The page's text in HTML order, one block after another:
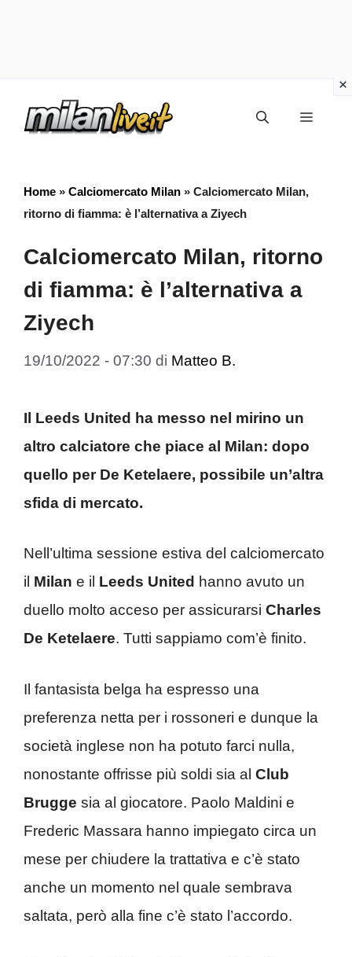
Menu
Home » Calciomercato Milan » Calciomercato Milan,
ritorno di fiamma: è l’alternativa a Ziyech
Calciomercato Milan, ritorno
di fiamma: è l’alternativa a
Ziyech
19/10/2022 - 07:30 di Matteo B.
Il Leeds United ha messo nel mirino un
altro calciatore che piace al Milan: dopo
quello per De Ketelaere, possibile un’altra
sfida di mercato.
Nell’ultima sessione estiva del calciomercato
il Milan e il Leeds United hanno avuto un
duello molto acceso per assicurarsi Charles
De Ketelaere. Tutti sappiamo com’è finito.
Il fantasista belga ha espresso una
preferenza netta per i rossoneri e dunque la
società inglese non ha potuto farci nulla,
nonostante offrisse più soldi sia al Club
Brugge sia al giocatore. Paolo Maldini e
Frederic Massara hanno impiegato circa un
mese per chiudere la trattativa e c’è stato
anche un momento nel quale sembrava
saltata, però alla fine c’è stato l’accordo.